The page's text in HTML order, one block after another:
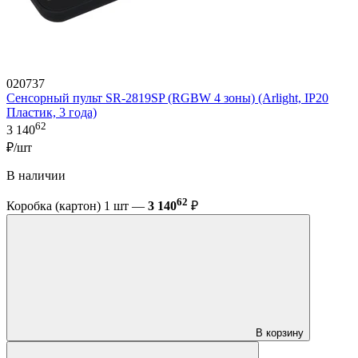
020737
Сенсорный пульт SR-2819SP (RGBW 4 зоны) (Arlight, IP20
Пластик, 3 года)
3 14062
₽/шт
В наличии
Коробка (картон) 1 шт — 3 14062 ₽
В корзину